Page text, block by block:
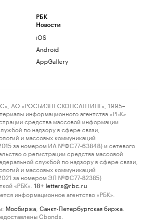
РБК
Новости
iOS
Android
AppGallery
АО «РОСБИЗНЕСКОНСАЛТИНГ», 1995–
информационного агентства «РБК»
средства массовой информации
по надзору в сфере связи,
и массовых коммуникаций
за номером ИА №ФС77-63848) и сетевого
о регистрации средства массовой
службой по надзору в сфере связи,
и массовых коммуникаций
за номером ЭЛ №ФС77-82385)
«РБК».
18+ letters@rbc.ru
информационное агентство «РБК».
Мосбиржа Санкт-Петербургская биржа
Cbonds.